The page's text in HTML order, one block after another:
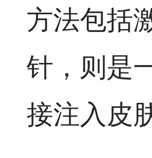
方法包括
针，则是
接注入皮